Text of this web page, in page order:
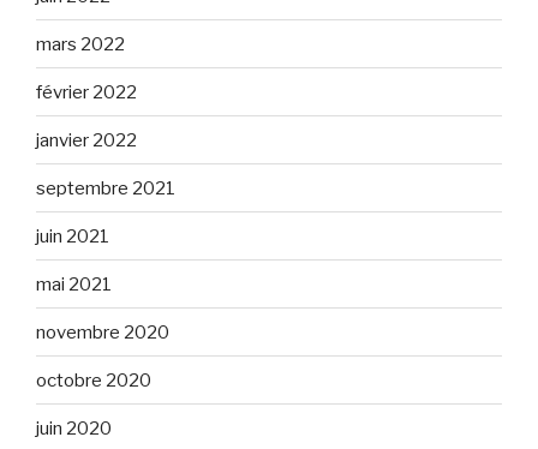
mars 2022
février 2022
janvier 2022
septembre 2021
juin 2021
mai 2021
novembre 2020
octobre 2020
juin 2020